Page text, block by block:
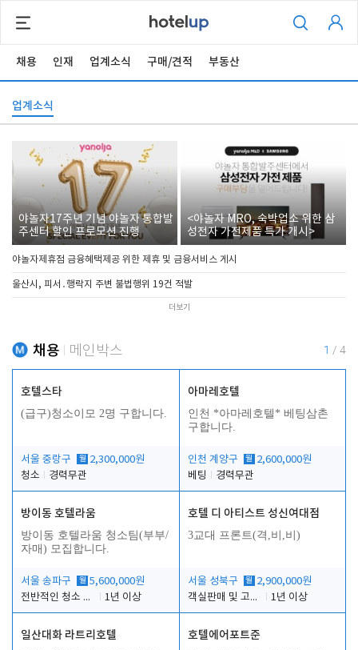
채용 인재 업계소식 구매/견적 부동산
업계소식
야놀자17주년 기념 야놀자 통합발
주센터 할인 프로모션 진행
<야놀자 MRO, 숙박업소 위한 삼
성전자 가전제품 특가 개시>
야놀자제휴점 금융혜택제공 위한 제휴 및 금융서비스 게시
울산시, 피서․행락지 주변 불법행위 19건 적발
더보기
채용 메인박스 1 / 4
호텔스타
(급구)청소이모 2명 구합니다.
서울 중랑구 월 2,300,000원
청소
경력무관
아마레호텔
인천 *아마레호텔* 베팅삼촌
구합니다.
인천 계양구 월 2,600,000원
베팅
경력무관
방이동 호텔라움
방이동 호텔라움 청소팀(부부/
자매) 모집합니다.
서울 송파구 월 5,600,000원
전반적인 청소 업무(객실청소.객실정리)
1년 이상
호텔 디 아티스트 성신여대점
3교대 프론트(격,비,비)
서울 성북구 월 2,900,000원
객실판매 및 고객응대
1년 이상
일산대화 라트리호텔 호텔에어포트준